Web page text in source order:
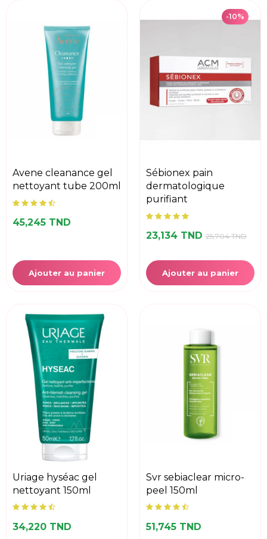
avene cleanance gel
nettoyant tube 200ml
45,245 TND
Ajouter au panier
-10%
sébionex pain
dermatologique
purifiant
23,134 TND 25,704 TND
Ajouter au panier
uriage hyséac gel
nettoyant 150ml
34,220 TND
svr sebiaclear micro-
peel 150ml
51,745 TND